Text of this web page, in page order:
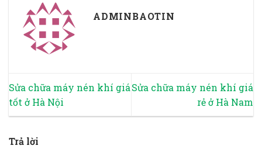
ADMINBAOTIN
Sửa chữa máy nén khí giá
tốt ở Hà Nội
Sửa chữa máy nén khí giá
rẻ ở Hà Nam
Trả lời